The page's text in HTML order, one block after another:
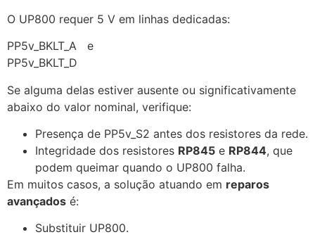
O UP800 requer 5 V em linhas dedicadas:
PP5v_BKLT_A e
PP5v_BKLT_D
Se alguma delas estiver ausente ou significativamente
abaixo do valor nominal, verifique:
Presença de PP5v_S2 antes dos resistores da rede.
Integridade dos resistores RP845 e RP844, que
podem queimar quando o UP800 falha.
Em muitos casos, a solução atuando em reparos
avançados é:
Substituir UP800.